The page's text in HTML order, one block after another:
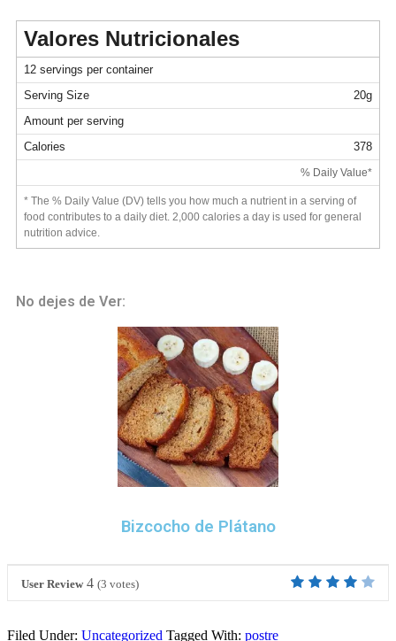
Valores Nutricionales
12 servings per container
Serving Size
20g
Amount per serving
Calories
378
% Daily Value*
* The % Daily Value (DV) tells you how much a nutrient in a serving of
food contributes to a daily diet. 2,000 calories a day is used for general
nutrition advice.
No dejes de Ver:
Bizcocho de Plátano
User Review 4 (3 votes)
Filed Under: Uncategorized Tagged With: postre